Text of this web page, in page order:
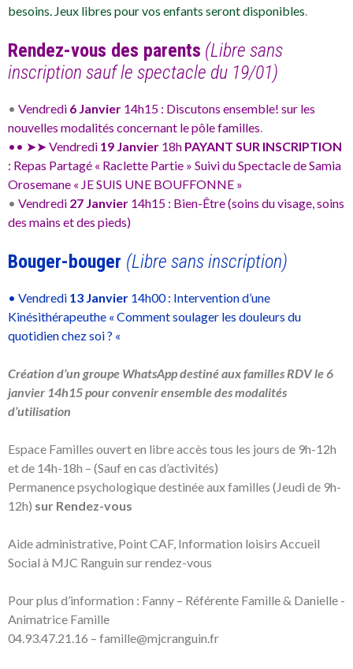
besoins. Jeux libres pour vos enfants seront disponibles.
Rendez-vous des parents (Libre sans
inscription sauf le spectacle du 19/01)
• Vendredi 6 Janvier 14h15 : Discutons ensemble! sur les
nouvelles modalités concernant le pôle familles.
•• ➤➤ Vendredi 19 Janvier 18h PAYANT SUR INSCRIPTION
: Repas Partagé « Raclette Partie » Suivi du Spectacle de Samia
Orosemane « JE SUIS UNE BOUFFONNE »
• Vendredi 27 Janvier 14h15 : Bien-Être (soins du visage, soins
des mains et des pieds)
Bouger-bouger (Libre sans inscription)
• Vendredi 13 Janvier 14h00 : Intervention d’une
Kinésithérapeuthe « Comment soulager les douleurs du
quotidien chez soi ? «
Création d’un groupe WhatsApp destiné aux familles RDV le 6
janvier 14h15 pour convenir ensemble des modalités
d’utilisation
Espace Familles ouvert en libre accès tous les jours de 9h-12h
et de 14h-18h – (Sauf en cas d’activités)
Permanence psychologique destinée aux familles (Jeudi de 9h-
12h) sur Rendez-vous
Aide administrative, Point CAF, Information loisirs Accueil
Social à MJC Ranguin sur rendez-vous
Pour plus d’information : Fanny – Référente Famille & Danielle -
Animatrice Famille
04.93.47.21.16 – famille@mjcranguin.fr